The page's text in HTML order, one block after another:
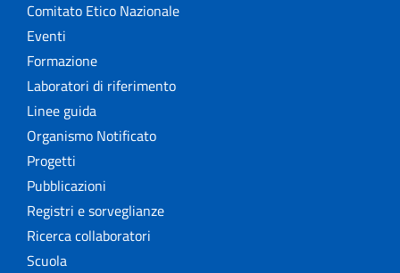
Comitato Etico Nazionale
Eventi
Formazione
Laboratori di riferimento
Linee guida
Organismo Notificato
Progetti
Pubblicazioni
Registri e sorveglianze
Ricerca collaboratori
Scuola